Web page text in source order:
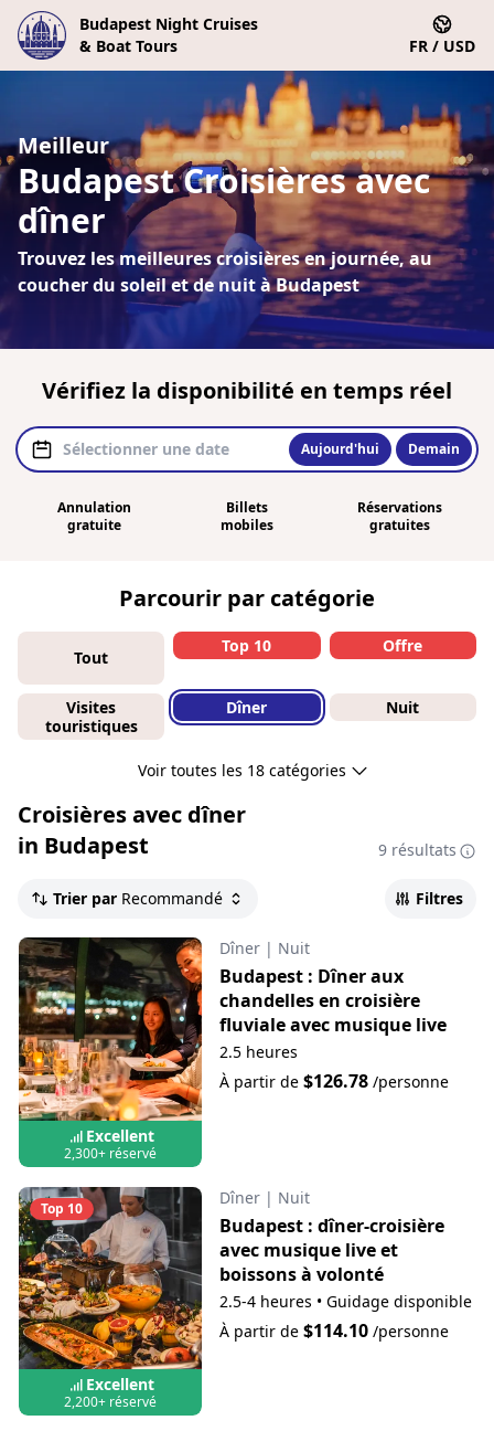
Budapest Night Cruises
& Boat Tours
FR / USD
Meilleur
Budapest Croisières avec
dîner
Trouvez les meilleures croisières en journée, au
coucher du soleil et de nuit à Budapest
Vérifiez la disponibilité en temps réel
Aujourd'hui Demain
Annulation
gratuite
Billets
mobiles
Réservations
gratuites
Parcourir par catégorie
Tout
Top 10 Offre
Visites
touristiques
Dîner Nuit
Voir toutes les 18 catégories
Croisières avec dîner
in Budapest
9 résultats
Trier par Recommandé Filtres
Excellent
2,300+ réservé
Dîner | Nuit
Budapest : Dîner aux
chandelles en croisière
fluviale avec musique live
2.5 heures
À partir de $126.78/personne
Top 10
Excellent
2,200+ réservé
Dîner | Nuit
Budapest : dîner-croisière
avec musique live et
boissons à volonté
2.5-4 heures • Guidage disponible
À partir de $114.10/personne